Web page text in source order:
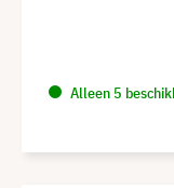
Alleen 5